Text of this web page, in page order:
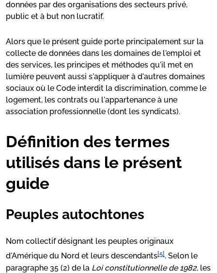
données par des organisations des secteurs privé,
public et à but non lucratif.
Alors que le présent guide porte principalement sur la
collecte de données dans les domaines de l'emploi et
des services, les principes et méthodes qu'il met en
lumière peuvent aussi s'appliquer à d'autres domaines
sociaux où le Code interdit la discrimination, comme le
logement, les contrats ou l'appartenance à une
association professionnelle (dont les syndicats).
Définition des termes
utilisés dans le présent
guide
Peuples autochtones
Nom collectif désignant les peuples originaux
d'Amérique du Nord et leurs descendants[5]. Selon le
paragraphe 35 (2) de la Loi constitutionnelle de 1982, les